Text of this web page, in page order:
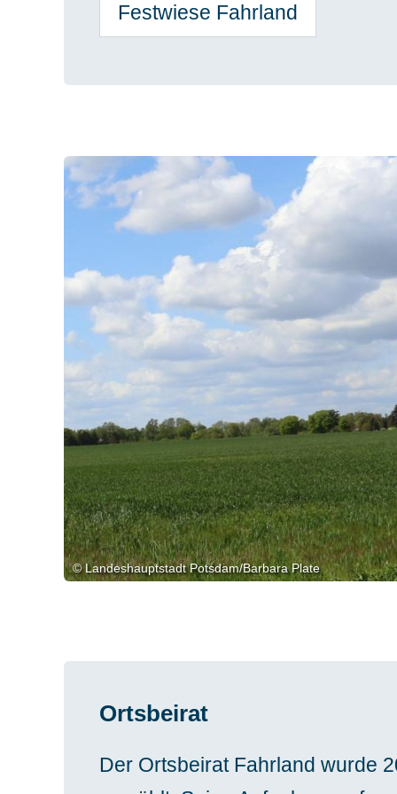
Festwiese Fahrland
© Landeshauptstadt Potsdam/Barbara Plate
© Michael Lüder
© Stefan Matz
Ortsbeirat
Der Ortsbeirat Fahrland wurde